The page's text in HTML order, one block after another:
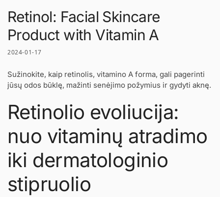
Retinol: Facial Skincare
Product with Vitamin A
2024-01-17
Sužinokite, kaip retinolis, vitamino A forma, gali pagerinti
jūsų odos būklę, mažinti senėjimo požymius ir gydyti aknę.
Retinolio evoliucija:
nuo vitaminų atradimo
iki dermatologinio
stipruolio